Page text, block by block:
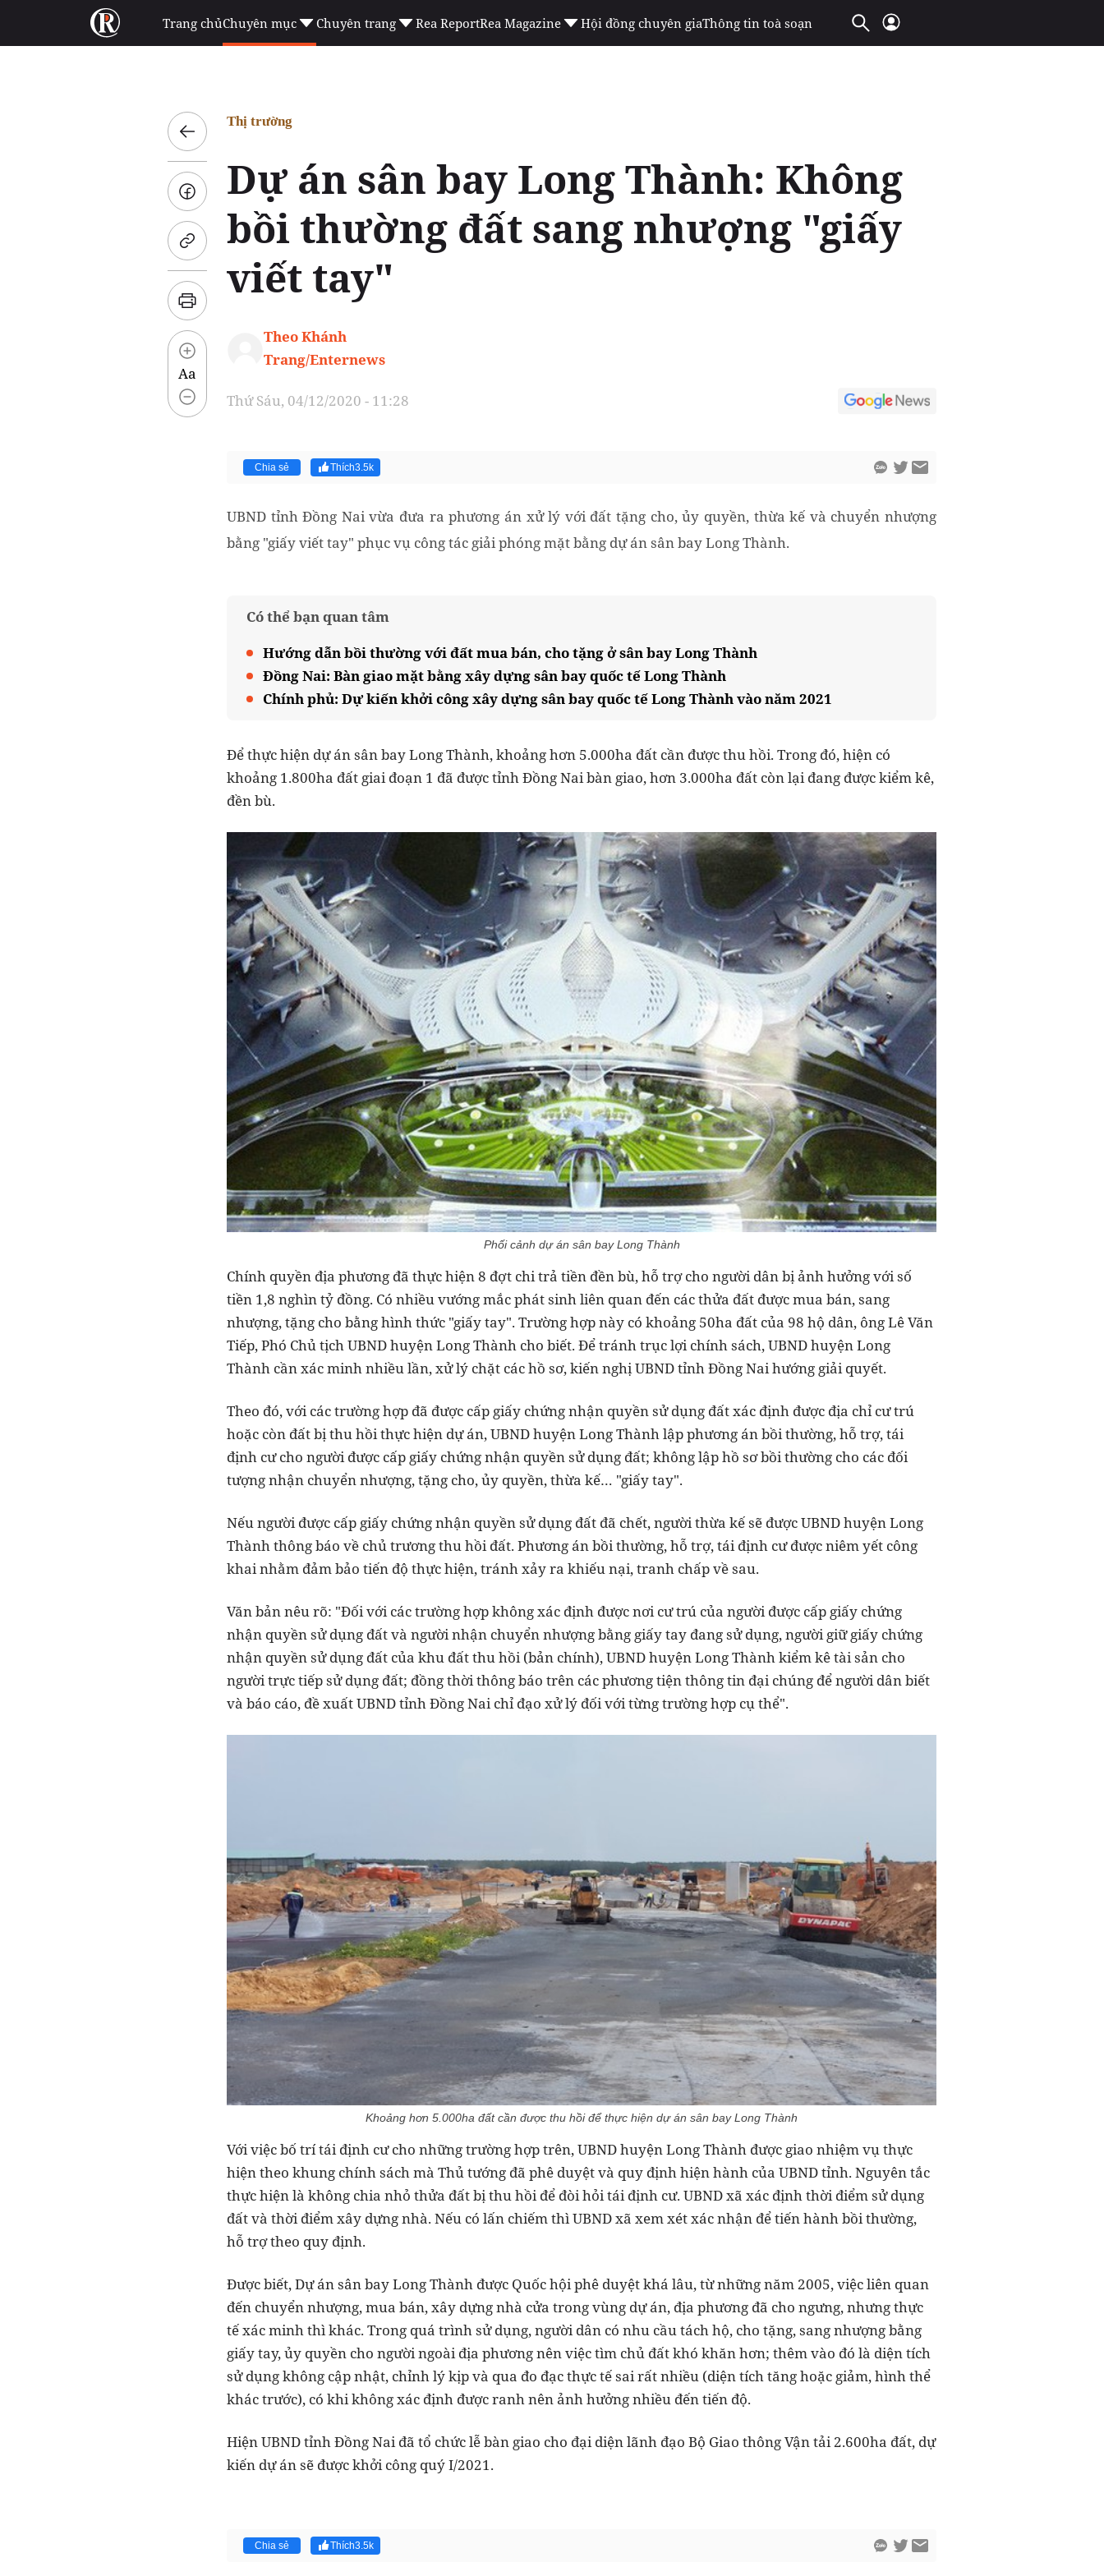
Trang chủChuyên mục Chuyên trang Rea ReportRea Magazine Hội đồng chuyên giaThông tin toà soạn
Aa
Thị trường
Dự án sân bay Long Thành: Không
bồi thường đất sang nhượng "giấy
viết tay"
Theo Khánh
Trang/Enternews
Thứ Sáu, 04/12/2020 - 11:28
Chia sẻ Thích3.5k
UBND tỉnh Đồng Nai vừa đưa ra phương án xử lý với đất tặng cho, ủy quyền, thừa kế và chuyển nhượng
bằng "giấy viết tay" phục vụ công tác giải phóng mặt bằng dự án sân bay Long Thành.
Có thể bạn quan tâm
Hướng dẫn bồi thường với đất mua bán, cho tặng ở sân bay Long Thành
Đồng Nai: Bàn giao mặt bằng xây dựng sân bay quốc tế Long Thành
Chính phủ: Dự kiến khởi công xây dựng sân bay quốc tế Long Thành vào năm 2021
Để thực hiện dự án sân bay Long Thành, khoảng hơn 5.000ha đất cần được thu hồi. Trong đó, hiện có
khoảng 1.800ha đất giai đoạn 1 đã được tỉnh Đồng Nai bàn giao, hơn 3.000ha đất còn lại đang được kiểm kê,
đền bù.
Phối cảnh dự án sân bay Long Thành
Chính quyền địa phương đã thực hiện 8 đợt chi trả tiền đền bù, hỗ trợ cho người dân bị ảnh hưởng với số
tiền 1,8 nghìn tỷ đồng. Có nhiều vướng mắc phát sinh liên quan đến các thửa đất được mua bán, sang
nhượng, tặng cho bằng hình thức "giấy tay". Trường hợp này có khoảng 50ha đất của 98 hộ dân, ông Lê Văn
Tiếp, Phó Chủ tịch UBND huyện Long Thành cho biết. Để tránh trục lợi chính sách, UBND huyện Long
Thành cần xác minh nhiều lần, xử lý chặt các hồ sơ, kiến nghị UBND tỉnh Đồng Nai hướng giải quyết.
Theo đó, với các trường hợp đã được cấp giấy chứng nhận quyền sử dụng đất xác định được địa chỉ cư trú
hoặc còn đất bị thu hồi thực hiện dự án, UBND huyện Long Thành lập phương án bồi thường, hỗ trợ, tái
định cư cho người được cấp giấy chứng nhận quyền sử dụng đất; không lập hồ sơ bồi thường cho các đối
tượng nhận chuyển nhượng, tặng cho, ủy quyền, thừa kế… "giấy tay".
Nếu người được cấp giấy chứng nhận quyền sử dụng đất đã chết, người thừa kế sẽ được UBND huyện Long
Thành thông báo về chủ trương thu hồi đất. Phương án bồi thường, hỗ trợ, tái định cư được niêm yết công
khai nhằm đảm bảo tiến độ thực hiện, tránh xảy ra khiếu nại, tranh chấp về sau.
Văn bản nêu rõ: "Đối với các trường hợp không xác định được nơi cư trú của người được cấp giấy chứng
nhận quyền sử dụng đất và người nhận chuyển nhượng bằng giấy tay đang sử dụng, người giữ giấy chứng
nhận quyền sử dụng đất của khu đất thu hồi (bản chính), UBND huyện Long Thành kiểm kê tài sản cho
người trực tiếp sử dụng đất; đồng thời thông báo trên các phương tiện thông tin đại chúng để người dân biết
và báo cáo, đề xuất UBND tỉnh Đồng Nai chỉ đạo xử lý đối với từng trường hợp cụ thể".
Khoảng hơn 5.000ha đất cần được thu hồi để thực hiện dự án sân bay Long Thành
Với việc bố trí tái định cư cho những trường hợp trên, UBND huyện Long Thành được giao nhiệm vụ thực
hiện theo khung chính sách mà Thủ tướng đã phê duyệt và quy định hiện hành của UBND tỉnh. Nguyên tắc
thực hiện là không chia nhỏ thửa đất bị thu hồi để đòi hỏi tái định cư. UBND xã xác định thời điểm sử dụng
đất và thời điểm xây dựng nhà. Nếu có lấn chiếm thì UBND xã xem xét xác nhận để tiến hành bồi thường,
hỗ trợ theo quy định.
Được biết, Dự án sân bay Long Thành được Quốc hội phê duyệt khá lâu, từ những năm 2005, việc liên quan
đến chuyển nhượng, mua bán, xây dựng nhà cửa trong vùng dự án, địa phương đã cho ngưng, nhưng thực
tế xác minh thì khác. Trong quá trình sử dụng, người dân có nhu cầu tách hộ, cho tặng, sang nhượng bằng
giấy tay, ủy quyền cho người ngoài địa phương nên việc tìm chủ đất khó khăn hơn; thêm vào đó là diện tích
sử dụng không cập nhật, chỉnh lý kịp và qua đo đạc thực tế sai rất nhiều (diện tích tăng hoặc giảm, hình thể
khác trước), có khi không xác định được ranh nên ảnh hưởng nhiều đến tiến độ.
Hiện UBND tỉnh Đồng Nai đã tổ chức lễ bàn giao cho đại diện lãnh đạo Bộ Giao thông Vận tải 2.600ha đất, dự
kiến dự án sẽ được khởi công quý I/2021.
Chia sẻ Thích3.5k